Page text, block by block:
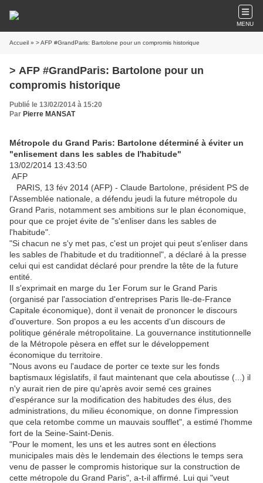
MENU
Accueil » > AFP #GrandParis: Bartolone pour un compromis historique
> AFP #GrandParis: Bartolone pour un
compromis historique
Publié le 13/02/2014 à 15:20
Par Pierre MANSAT
Métropole du Grand Paris: Bartolone déterminé à éviter un
"enlisement dans les sables de l'habitude"
13/02/2014 13:43:50
AFP
PARIS, 13 fév 2014 (AFP) - Claude Bartolone, président PS de
l'Assemblée nationale, a défendu jeudi la future métropole du
Grand Paris, notamment ses ambitions sur le plan économique,
pour que ce projet évite de "s'enliser dans les sables de
l'habitude".
"Si chacun ne s'y met pas, c'est un projet qui peut s'enliser dans
les sables de l'habitude et du traditionnel", a déclaré à la presse
celui qui est candidat déclaré pour prendre la tête de la future
entité.
Il s'exprimait en marge du 1er Forum sur le Grand Paris
(organisé par l'association d'entreprises Paris Ile-de-France
Capitale économique), dont il venait de prononcer le discours
d'ouverture. Son propos a eu les accents d'un discours de
politique générale métropolitaine. La gouvernance institutionnelle
de la Métropole pèsera en effet sur le développement
économique du territoire.
"Nous avons eu l'audace de porter ce texte sur les fonds
baptismaux législatifs, il faut maintenant que cela aboutisse (...) il
n'y aurait rien de pire qu'après avoir semé ces graines
d'espérance sur la modification des habitudes des élus, des
administrations, du milieu économique, on donne l'impression
que cela retombe comme un mauvais soufflet", a estimé l'homme
fort de la Seine-Saint-Denis.
"Pour le moment, les uns et les autres sont en élections
municipales mais dès le lendemain des élections le temps sera
venu de passer le compromis historique sur la construction de
cette métropole du Grand Paris", a-t-il affirmé. Lui qui "veut